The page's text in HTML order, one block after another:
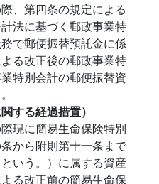
、第四条の規定による
法に基づく郵政事業特
で郵便振替預託金に係
る改正後の郵政事業特
特別会計の郵便振替資
する経過措置）
現に簡易生命保険特別
から附則第十一条まで
いう。）に属する資産
る改正前の簡易生命保